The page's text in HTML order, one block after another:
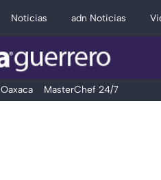
Noticias adn Noticias
Oaxaca MasterChef 24/7